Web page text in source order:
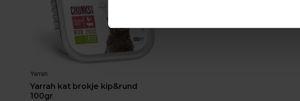
Yarrah
Yarrah kat brokje kip&rund
100gr